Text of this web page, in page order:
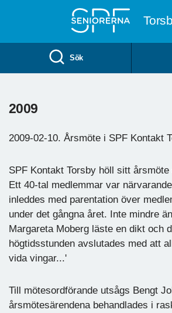
Sök
2009
2009-02-10. Årsmöte i SPF Kontakt
SPF Kontakt Torsby höll sitt årsmöte
Ett 40-tal medlemmar var
inleddes med parentation över
under det gångna året. Inte mindre
Margareta Moberg läste en dikt och
högtidsstunden avslutades med att
vida vingar...'
Till mötesordförande utsågs Bengt
årsmötesärendena behandlades i